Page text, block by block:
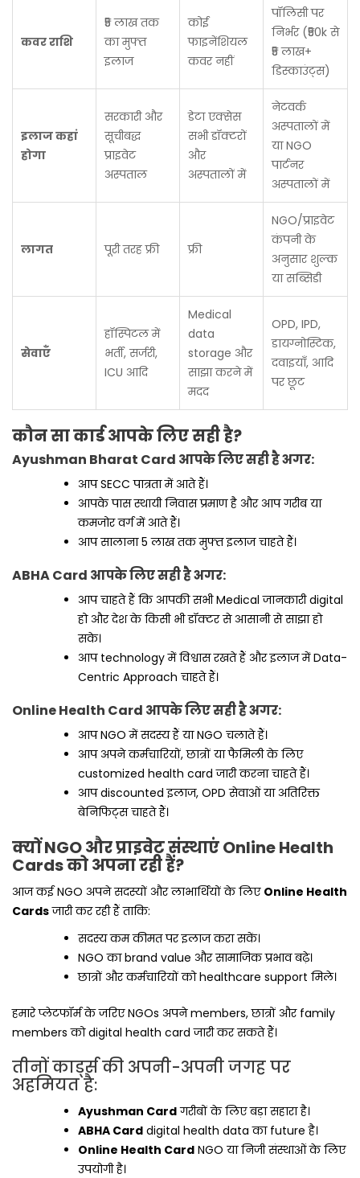
कवर राशि
₹5 लाख तक
का मुफ्त
इलाज
कोई
फाइनेंशियल
कवर नहीं
पॉलिसी पर
निर्भर (₹50k से
₹5 लाख+
डिस्काउंट्स)
इलाज कहां
होगा
सरकारी और
सूचीबद्ध
प्राइवेट
अस्पताल
डेटा एक्सेस
सभी डॉक्टरों
और
अस्पतालों में
नेटवर्क
अस्पतालों में
या NGO
पार्टनर
अस्पतालों में
लागत पूरी तरह फ्री फ्री
NGO/प्राइवेट
कंपनी के
अनुसार शुल्क
या सब्सिडी
सेवाएँ
हॉस्पिटल में
भर्ती, सर्जरी,
ICU आदि
Medical
data
storage और
साझा करने में
मदद
OPD, IPD,
डायग्नोस्टिक,
दवाइयाँ, आदि
पर छूट
कौन सा कार्ड आपके लिए सही है?
Ayushman Bharat Card आपके लिए सही है अगर:
आप SECC पात्रता में आते हैं।
आपके पास स्थायी निवास प्रमाण है और आप गरीब या
कमजोर वर्ग में आते हैं।
आप सालाना ₹5 लाख तक मुफ्त इलाज चाहते हैं।
ABHA Card आपके लिए सही है अगर:
आप चाहते हैं कि आपकी सभी Medical जानकारी digital
हो और देश के किसी भी डॉक्टर से आसानी से साझा हो
सके।
आप technology में विश्वास रखते हैं और इलाज में Data-
Centric Approach चाहते हैं।
Online Health Card आपके लिए सही है अगर:
आप NGO में सदस्य हैं या NGO चलाते हैं।
आप अपने कर्मचारियों, छात्रों या फैमिली के लिए
customized health card जारी करना चाहते हैं।
आप discounted इलाज, OPD सेवाओं या अतिरिक्त
बेनिफिट्स चाहते हैं।
क्यों NGO और प्राइवेट संस्थाएं Online Health
Cards को अपना रही हैं?
आज कई NGO अपने सदस्यों और लाभार्थियों के लिए Online Health
Cardsजारी कर रही हैं ताकि:
सदस्य कम कीमत पर इलाज करा सकें।
NGO का brand value और सामाजिक प्रभाव बढ़े।
छात्रों और कर्मचारियों को healthcare support मिले।
हमारे प्लेटफॉर्म के जरिए NGOs अपने members, छात्रों और family
members को digital health card जारी कर सकते हैं।
तीनों कार्ड्स की अपनी-अपनी जगह पर
अहमियत है:
Ayushman Cardगरीबों के लिए बड़ा सहारा है।
ABHA Card digital health data का future है।
Online Health Card NGO या निजी संस्थाओं के लिए
उपयोगी है।